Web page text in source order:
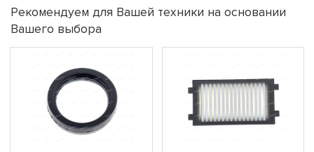
Рекомендуем для Вашей техники на основании
Вашего выбора